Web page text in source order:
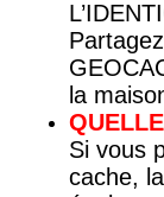
la
Si vous
cache,